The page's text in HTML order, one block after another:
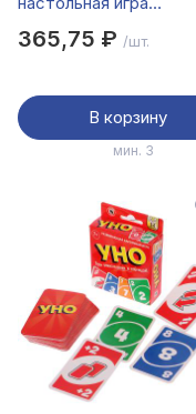
365,75 ₽ /шт.
В корзину
мин. 3